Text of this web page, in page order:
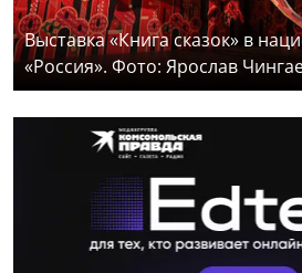
Выставка «Книга сказок» в
«Россия». Фото: Ярослав